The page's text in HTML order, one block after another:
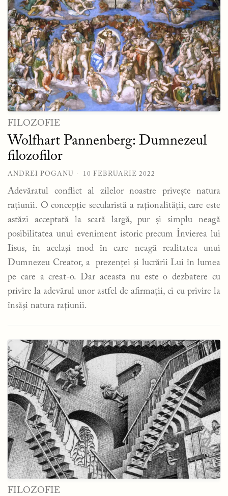
FILOZOFIE
Wolfhart Pannenberg: Dumnezeul
filozofilor
ANDREI POGANU 10 FEBRUARIE 2022
Adevăratul conflict al zilelor noastre privește natura
rațiunii. O concepție secularistă a raționalității, care este
astăzi acceptată la scară largă, pur și simplu neagă
posibilitatea unui eveniment istoric precum Învierea lui
Iisus, în același mod în care neagă realitatea unui
Dumnezeu Creator, a prezenței și lucrării Lui în lumea
pe care a creat-o. Dar aceasta nu este o dezbatere cu
privire la adevărul unor astfel de afirmații, ci cu privire la
însăși natura rațiunii.
FILOZOFIE